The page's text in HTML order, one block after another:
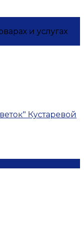
и услугах
Кустаревой